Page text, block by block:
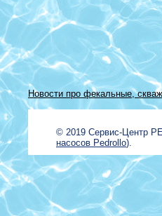
Новости про фекальные,
© 2019 Сервис-Центр
насосов Pedrollo).